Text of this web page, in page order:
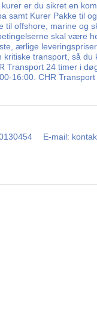
er du sikret en
Kurer Pakke til
offshore, marine
skal være
ærlige
transport, så
24 timer i
16:00. CHR
E-mail: